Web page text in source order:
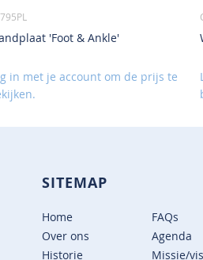
'Foot & Ankle'
in met je account om de prijs te
SITEMAP
Home
Over ons
Historie
FAQs
Agenda
Missie/